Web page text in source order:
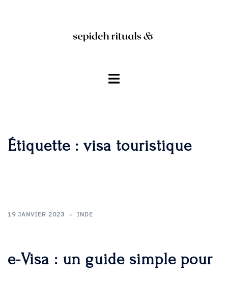
Ouvrir/fermer
Étiquette : visa touristique
19 JANVIER 2023 INDE
e-Visa : un guide simple pour